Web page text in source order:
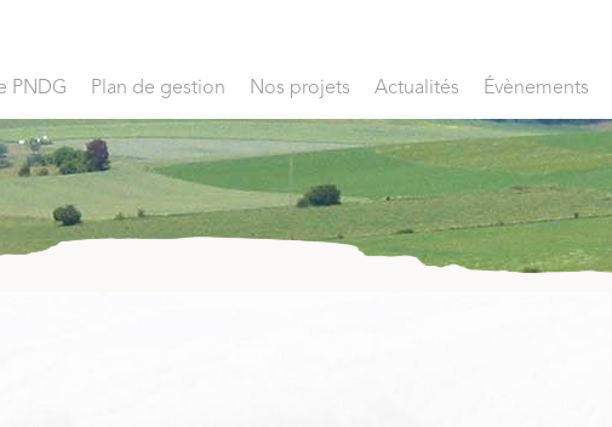
PNDG Plan de gestion Nos projets Actualités Évènements